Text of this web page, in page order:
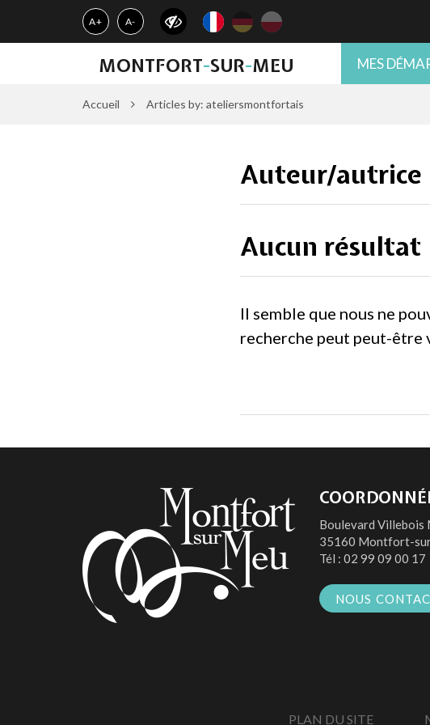
Gestion des traceurs
A+ A-
MONTFORT-SUR-MEU MES
Accueil Articles by: ateliersmontfortais
Auteur/autrice
Aucun résultat
Il semble que nous ne
recherche peut peut-être
Boulevard Villebois
35160 Montfort-
Tél : 02 99 09 00 17
NOUS
PLAN DU SITE